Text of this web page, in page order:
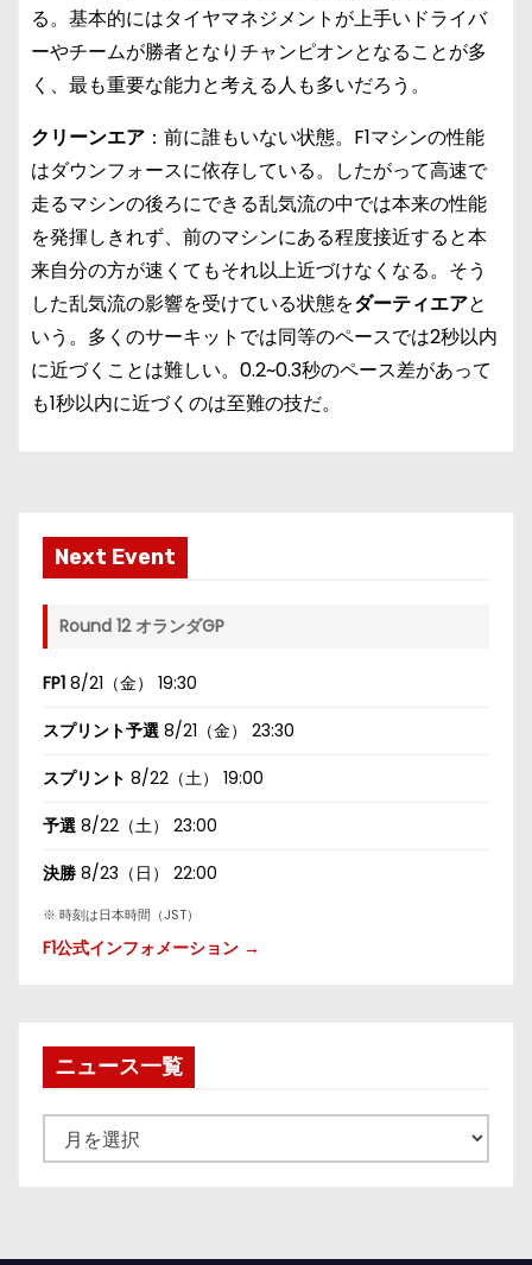
る。基本的にはタイヤマネジメントが上手いドライバ
ーやチームが勝者となりチャンピオンとなることが多
く、最も重要な能力と考える人も多いだろう。
クリーンエア ：前に誰もいない状態。F1マシンの性能
はダウンフォースに依存している。したがって高速で
走るマシンの後ろにできる乱気流の中では本来の性能
を発揮しきれず、前のマシンにある程度接近すると本
来自分の方が速くてもそれ以上近づけなくなる。そう
した乱気流の影響を受けている状態をダーティエアと
いう。多くのサーキットでは同等のペースでは2秒以内
に近づくことは難しい。0.2~0.3秒のペース差があって
も1秒以内に近づくのは至難の技だ。
Next Event
Round 12 オランダGP
FP1 8/21（金） 19:30
スプリント予選 8/21（金） 23:30
スプリント 8/22（土） 19:00
予選 8/22（土） 23:00
決勝 8/23（日） 22:00
※ 時刻は日本時間（JST）
F1公式インフォメーション →
ニュース一覧
ュ